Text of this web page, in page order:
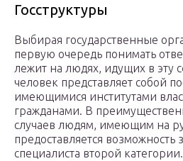
Госструктуры
Выбирая государственные
первую очередь понимать
лежит на людях, идущих в эту
человек представляет собой
имеющимися институтами
гражданами. В
случаев людям, имеющим на
предоставляется возможность
специалиста второй категории.